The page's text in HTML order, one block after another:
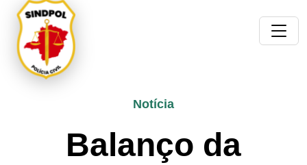
Notícia
Balanço da